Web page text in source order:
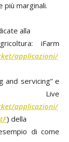
marginali.
alla
iFarm
applicazioni/
and servicing” e
applicazioni/
) della
di come